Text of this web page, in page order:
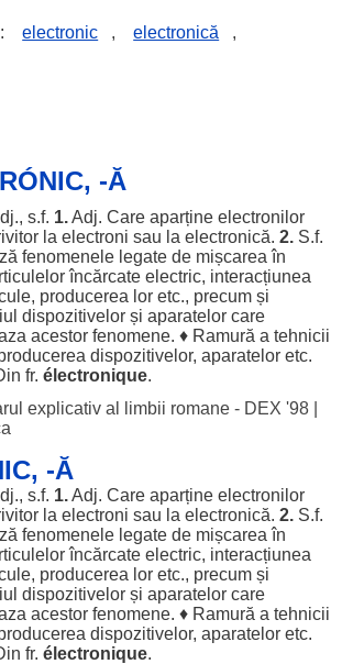
electronic , electronică ,
-Ă
s.f. 1.Adj. Care aparține electronilor
la electroni sau la electronică. 2.S.f.
fenomenele legatede mișcarea în
încărcate electric, interacțiunea
, producerea loretc., precumși
dispozitivelorși aparatelorcare
acestor fenomene. ♦ Ramură a tehnicii
dispozitivelor, aparateloretc.
fr. électronique.
explicativ al limbii romane - DEX '98|
-Ă
s.f. 1.Adj. Care aparține electronilor
la electroni sau la electronică. 2.S.f.
fenomenele legatede mișcarea în
încărcate electric, interacțiunea
, producerea loretc., precumși
dispozitivelorși aparatelorcare
acestor fenomene. ♦ Ramură a tehnicii
dispozitivelor, aparateloretc.
fr. électronique.